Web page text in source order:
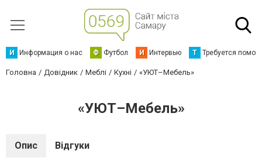
И Информация о нас Ф Футбол И Интервью Т Требуется
Головна Довідник Меблі Кухні «УЮТ–Мебель»
«УЮТ–Мебель»
Опис Відгуки